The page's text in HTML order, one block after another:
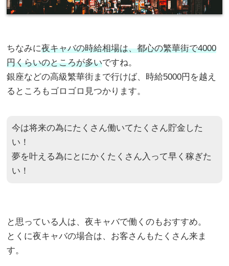
ちなみに夜キャバの時給相場は、都心の繁華街で4000
円くらいのところが多いですね。
銀座などの高級繁華街まで行けば、時給5000円を越え
るところもゴロゴロ見つかります。
今は将来の為にたくさん働いてたくさん貯金した
い！
夢を叶える為にとにかくたくさん入って早く稼ぎた
い！
と思っている人は、夜キャバで働くのもおすすめ。
とくに夜キャバの場合は、お客さんもたくさん来ま
す。